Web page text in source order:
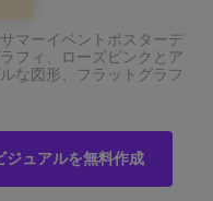
マーイベントポスターデ
フィ、ローズピンクとア
な図形、フラットグラフ
ジュアルを無料作成